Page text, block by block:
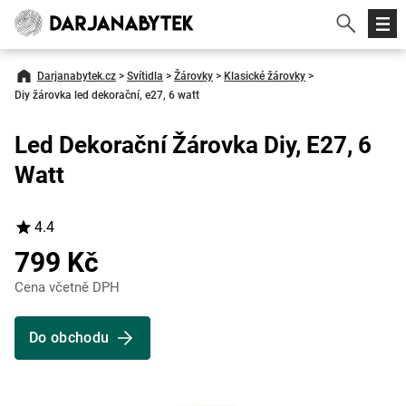
Darjanabytek.cz > Svítidla > Žárovky > Klasické žárovky >
Diy žárovka led dekorační, e27, 6 watt
Led Dekorační Žárovka Diy, E27, 6
Watt
4.4
799 Kč
Cena včetně DPH
Do obchodu